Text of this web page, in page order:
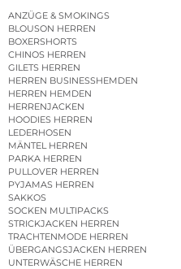
ANZÜGE & SMOKINGS
BLOUSON HERREN
BOXERSHORTS
CHINOS HERREN
GILETS HERREN
HERREN BUSINESSHEMDEN
HERREN HEMDEN
HERRENJACKEN
HOODIES HERREN
LEDERHOSEN
MÄNTEL HERREN
PARKA HERREN
PULLOVER HERREN
PYJAMAS HERREN
SAKKOS
SOCKEN MULTIPACKS
STRICKJACKEN HERREN
TRACHTENMODE HERREN
ÜBERGANGSJACKEN HERREN
UNTERWÄSCHE HERREN